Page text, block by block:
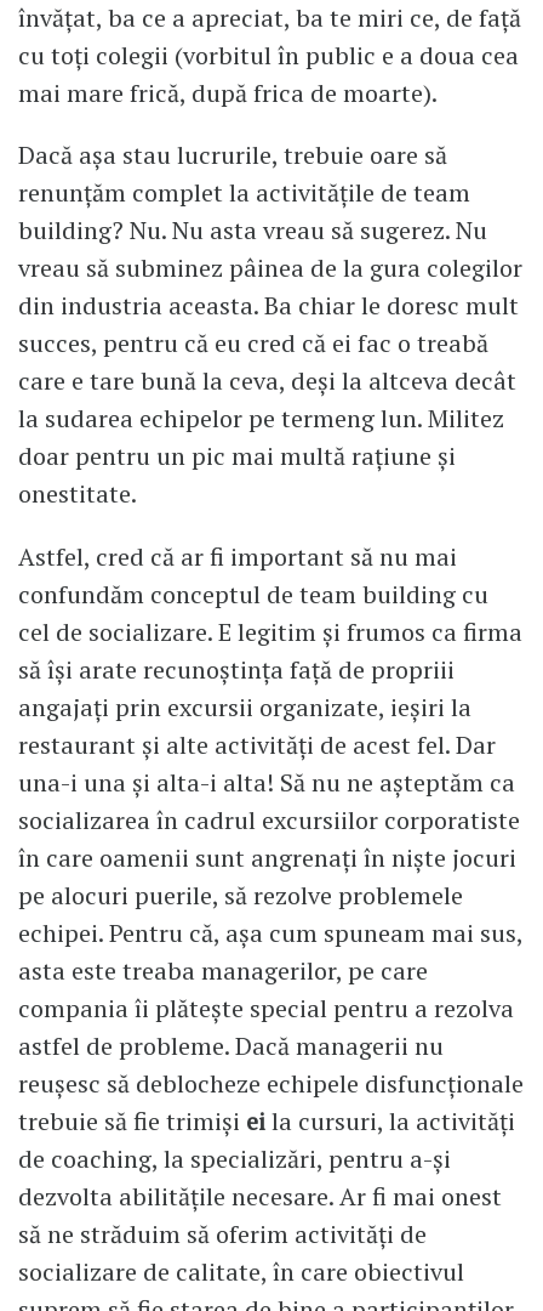
învăţat, ba ce a apreciat, ba te miri ce, de faţă
cu toţi colegii (vorbitul în public e a doua cea
mai mare frică, după frica de moarte).
Dacă aşa stau lucrurile, trebuie oare să
renunţăm complet la activităţile de team
building? Nu. Nu asta vreau să sugerez. Nu
vreau să subminez pâinea de la gura colegilor
din industria aceasta. Ba chiar le doresc mult
succes, pentru că eu cred că ei fac o treabă
care e tare bună la ceva, deşi la altceva decât
la sudarea echipelor pe termeng lun. Militez
doar pentru un pic mai multă raţiune şi
onestitate.
Astfel, cred că ar fi important să nu mai
confundăm conceptul de team building cu
cel de socializare. E legitim şi frumos ca firma
să îşi arate recunoştinţa faţă de propriii
angajaţi prin excursii organizate, ieşiri la
restaurant şi alte activităţi de acest fel. Dar
una-i una şi alta-i alta! Să nu ne aşteptăm ca
socializarea în cadrul excursiilor corporatiste
în care oamenii sunt angrenaţi în nişte jocuri
pe alocuri puerile, să rezolve problemele
echipei. Pentru că, aşa cum spuneam mai sus,
asta este treaba managerilor, pe care
compania îi plăteşte special pentru a rezolva
astfel de probleme. Dacă managerii nu
reuşesc să deblocheze echipele disfuncţionale
trebuie să fie trimişi eila cursuri, la activităţi
de coaching, la specializări, pentru a-şi
dezvolta abilităţile necesare. Ar fi mai onest
să ne străduim să oferim activităţi de
socializare de calitate, în care obiectivul